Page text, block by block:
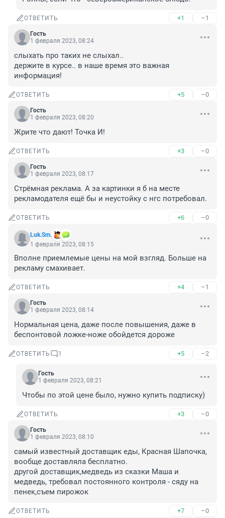
ОТВЕТИТЬ +1 –1
Гость
1 февраля 2023, 08:24
слыхать про таких не слыхал..
держите в курсе.. в наше время это важная
информация!
ОТВЕТИТЬ +5 –0
Гость
1 февраля 2023, 08:20
Жрите что дают! Точка И!
ОТВЕТИТЬ +3 –0
Гость
1 февраля 2023, 08:17
Стрёмная реклама. А за картинки я б на месте
рекламодателя ещё бы и неустойку с нгс потребовал.
ОТВЕТИТЬ +6 –0
Luk.Sm.
1 февраля 2023, 08:15
Вполне приемлемые цены на мой взгляд. Больше на
рекламу смахивает.
ОТВЕТИТЬ +4 –1
Гость
1 февраля 2023, 08:14
Нормальная цена, даже после повышения, даже в
беспонтовой ложке-ноже обойдется дороже
ОТВЕТИТЬ 1 +5 –2
Гость
1 февраля 2023, 08:21
Чтобы по этой цене было, нужно купить подписку)
ОТВЕТИТЬ +3 –0
Гость
1 февраля 2023, 08:10
самый известный доставщик еды, Красная Шапочка,
вообще доставляла бесплатно.
другой доставщик,медведь из сказки Маша и
медведь, требовал постоянного контроля - сяду на
пенек,съем пирожок
ОТВЕТИТЬ +7 –0